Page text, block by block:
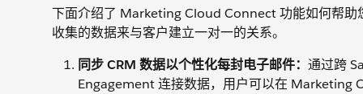
下面介绍了 Marketing Cloud Connect 功能如何帮
收集的数据来与客户建立一对一的关系。
同步 CRM 数据以个性化每封电子邮件： 通过跨
Engagement 连接数据，用户可以在 Marketing